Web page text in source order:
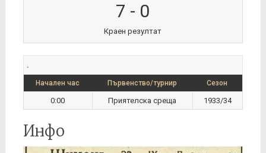
7 - 0
Краен резултат
.
Начален час Първенство/турнир Сезон
0:00 Приятелска среща 1933/34
Инфо